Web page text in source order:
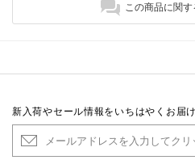
この商品に関
新入荷やセール情報をいちはやくお届け